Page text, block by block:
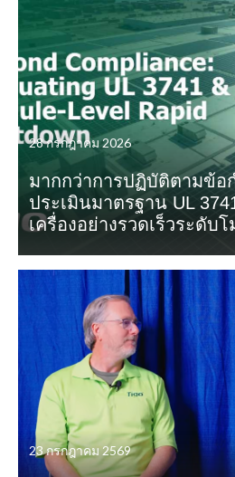
28 กรกฎาคม 2026
มากกว่าการปฏิบัติตามข้อ
ประเมินมาตรฐาน UL
เครื่องอย่างรวดเร็วระดับ
23 กรกฎาคม 2569